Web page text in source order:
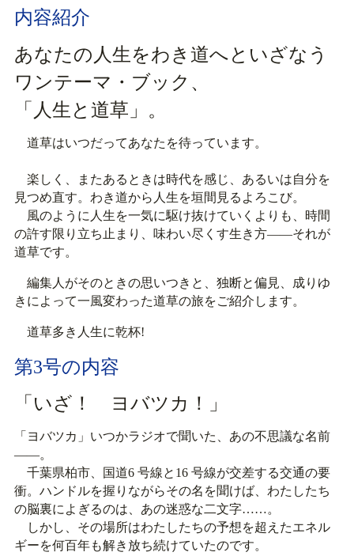
内容紹介
あなたの人生をわき道へといざなう
ワンテーマ・ブック、
「人生と道草」。
道草はいつだってあなたを待っています。
楽しく、またあるときは時代を感じ、あるいは自分を
見つめ直す。わき道から人生を垣間見るよろこび。
風のように人生を一気に駆け抜けていくよりも、時間
の許す限り立ち止まり、味わい尽くす生き方――それが
道草です。
編集人がそのときの思いつきと、独断と偏見、成りゆ
きによって一風変わった道草の旅をご紹介します。
道草多き人生に乾杯!
第3号の内容
「いざ！ ヨバツカ！」
「ヨバツカ」いつかラジオで聞いた、あの不思議な名前
――。
千葉県柏市、国道6 号線と16 号線が交差する交通の要
衝。ハンドルを握りながらその名を聞けば、わたしたち
の脳裏によぎるのは、あの迷惑な二文字……。
しかし、その場所はわたしたちの予想を超えたエネル
ギーを何百年も解き放ち続けていたのです。